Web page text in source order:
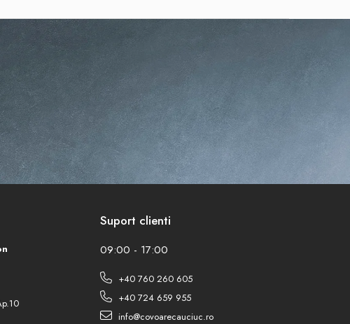
Suport clienti
09:00 - 17:00
+40 760 260 605
+40 724 659 955
info@covoarecauciuc.ro